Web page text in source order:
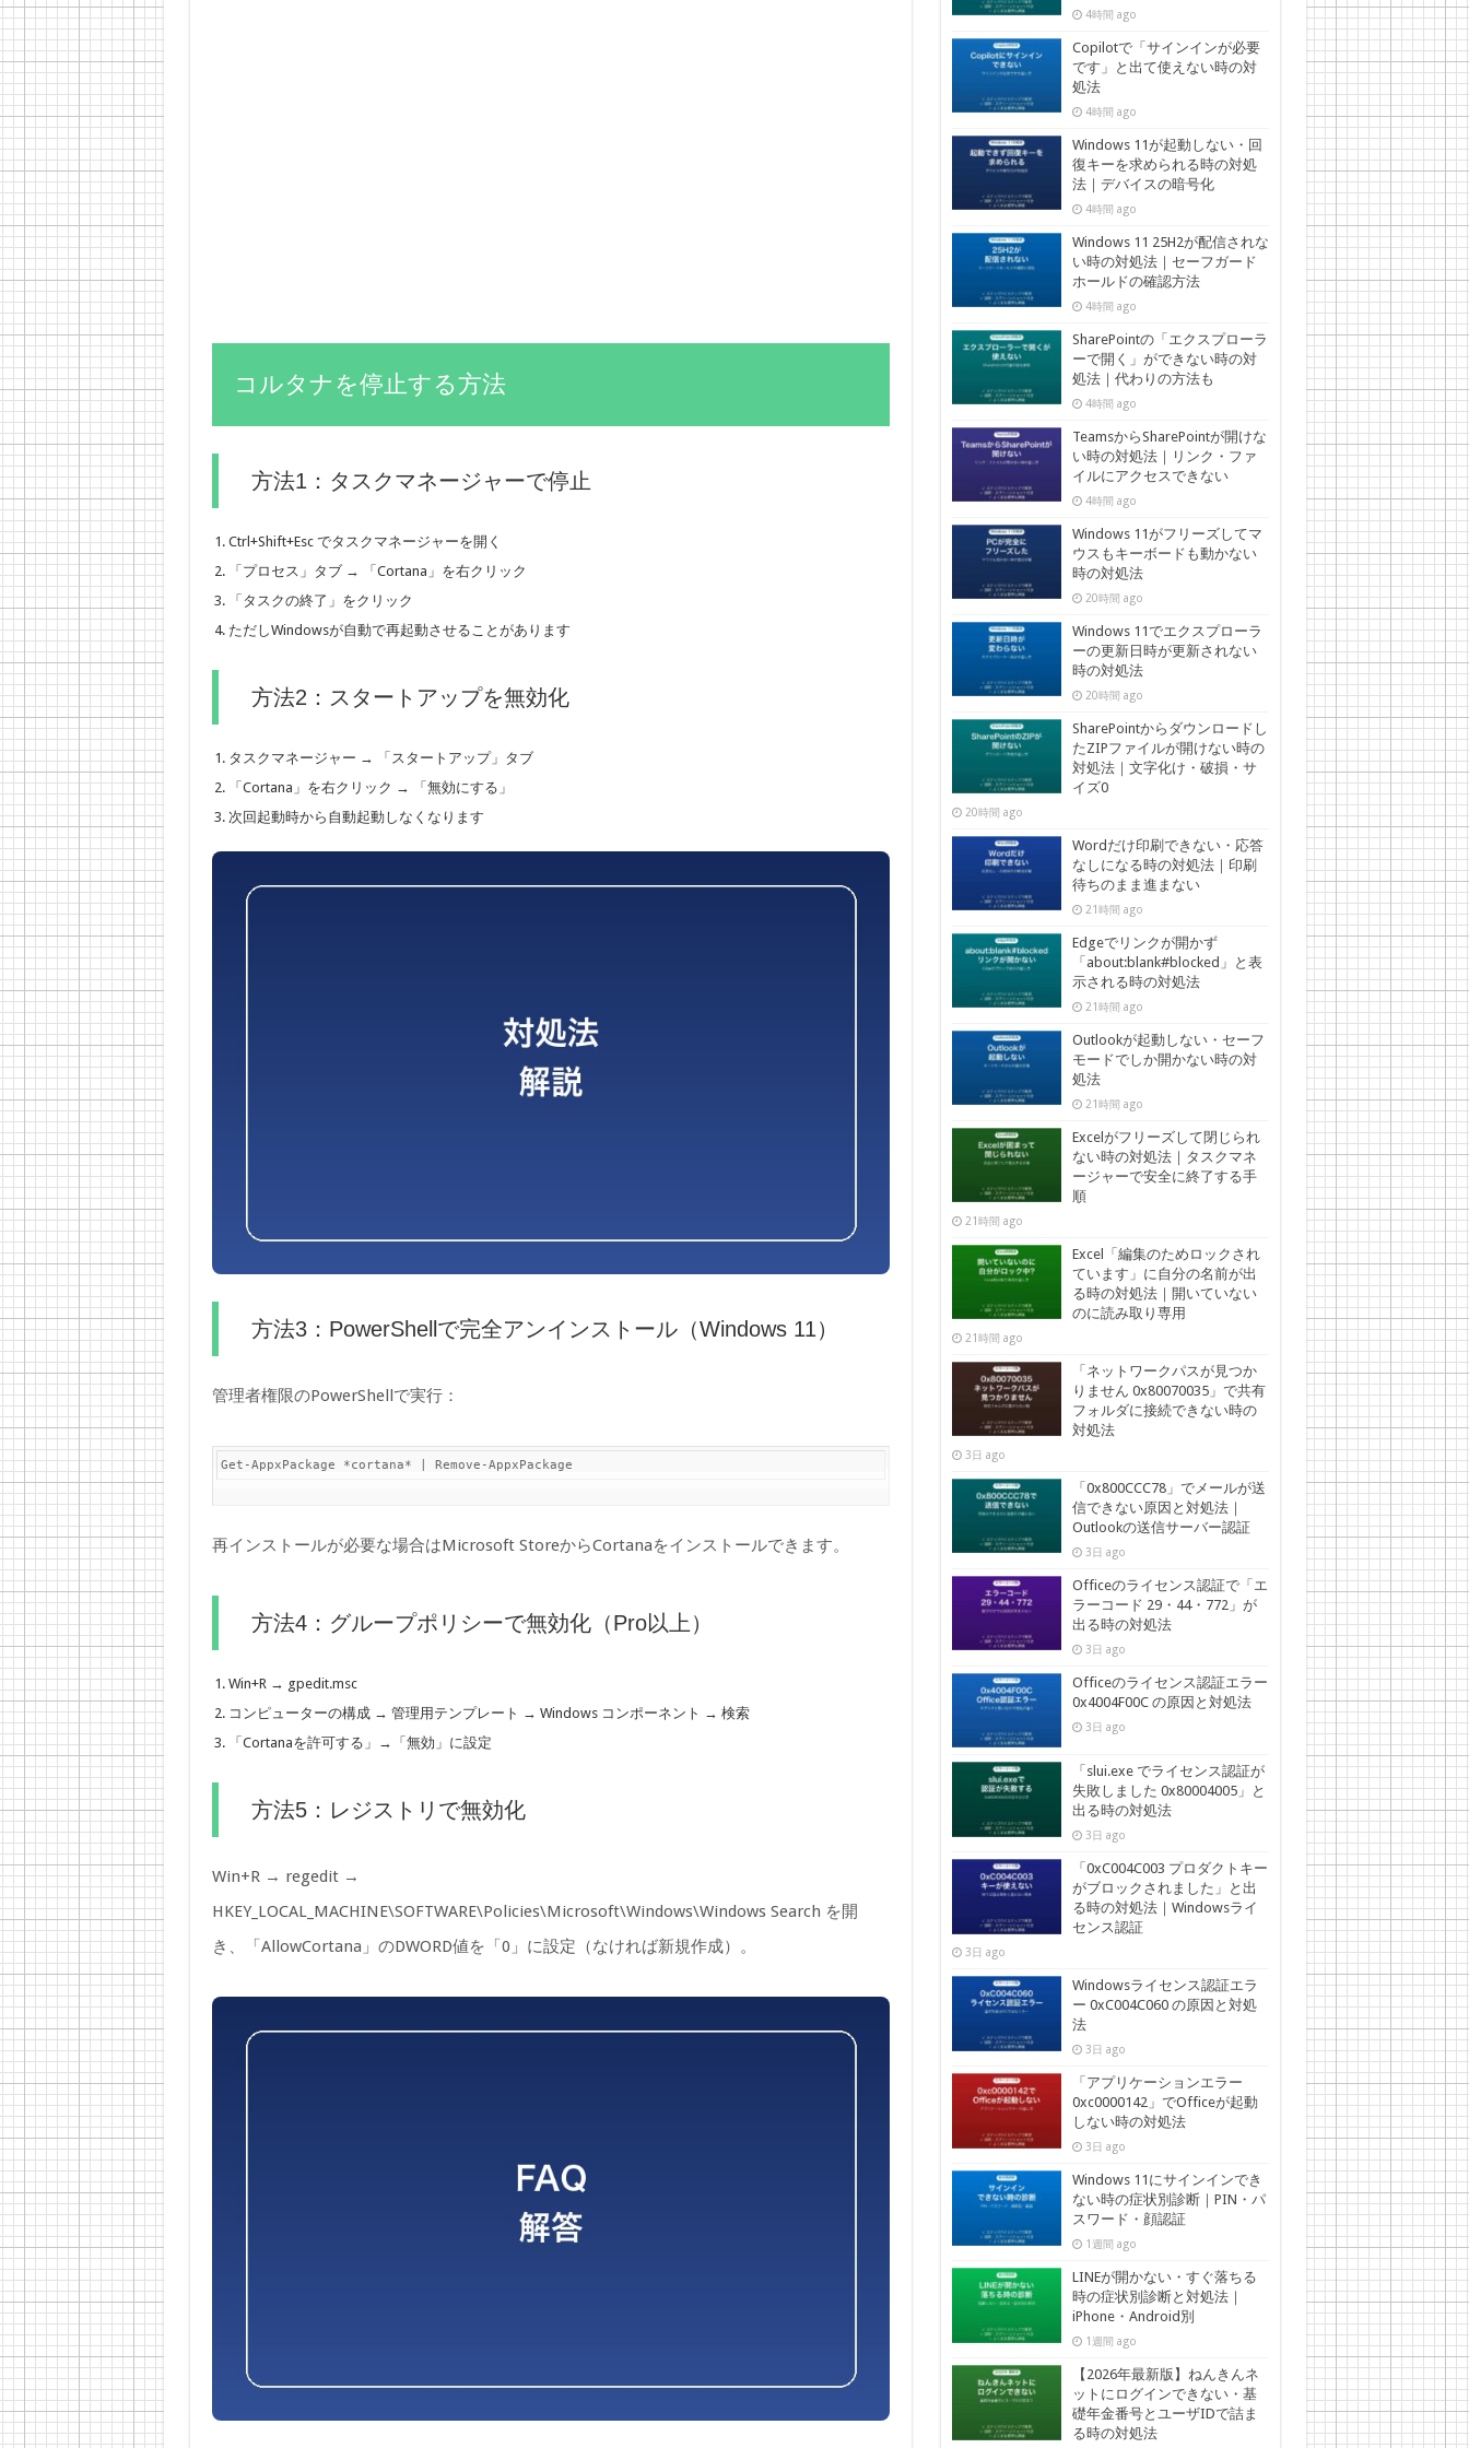
コルタナを停止する方法
方法1：タスクマネージャーで停止
Ctrl+Shift+Esc でタスクマネージャーを開く
「プロセス」タブ → 「Cortana」を右クリック
「タスクの終了」をクリック
ただしWindowsが自動で再起動させることがあります
方法2：スタートアップを無効化
タスクマネージャー → 「スタートアップ」タブ
「Cortana」を右クリック → 「無効にする」
次回起動時から自動起動しなくなります
方法3：PowerShellで完全アンインストール（Windows 11）
管理者権限のPowerShellで実行：
Get-AppxPackage *cortana* | Remove-AppxPackage
再インストールが必要な場合はMicrosoft StoreからCortanaをインストールできます。
方法4：グループポリシーで無効化（Pro以上）
Win+R → gpedit.msc
コンピューターの構成 → 管理用テンプレート → Windows コンポーネント → 検索
「Cortanaを許可する」→「無効」に設定
方法5：レジストリで無効化
Win+R → regedit →
HKEY_LOCAL_MACHINE\SOFTWARE\Policies\Microsoft\Windows\Windows Search を開
き、「AllowCortana」のDWORD値を「0」に設定（なければ新規作成）。
4時間 ago
Copilotで「サインインが必要
です」と出て使えない時の対
処法
4時間 ago
Windows 11が起動しない・回
復キーを求められる時の対処
法｜デバイスの暗号化
4時間 ago
Windows 11 25H2が配信されな
い時の対処法｜セーフガード
ホールドの確認方法
4時間 ago
SharePointの「エクスプローラ
ーで開く」ができない時の対
処法｜代わりの方法も
4時間 ago
TeamsからSharePointが開けな
い時の対処法｜リンク・ファ
イルにアクセスできない
4時間 ago
Windows 11がフリーズしてマ
ウスもキーボードも動かない
時の対処法
20時間 ago
Windows 11でエクスプローラ
ーの更新日時が更新されない
時の対処法
20時間 ago
SharePointからダウンロードし
たZIPファイルが開けない時の
対処法｜文字化け・破損・サ
イズ0
20時間 ago
Wordだけ印刷できない・応答
なしになる時の対処法｜印刷
待ちのまま進まない
21時間 ago
Edgeでリンクが開かず
「about:blank#blocked」と表
示される時の対処法
21時間 ago
Outlookが起動しない・セーフ
モードでしか開かない時の対
処法
21時間 ago
Excelがフリーズして閉じられ
ない時の対処法｜タスクマネ
ージャーで安全に終了する手
順
21時間 ago
Excel「編集のためロックされ
ています」に自分の名前が出
る時の対処法｜開いていない
のに読み取り専用
21時間 ago
「ネットワークパスが見つか
りません 0x80070035」で共有
フォルダに接続できない時の
対処法
3日 ago
「0x800CCC78」でメールが送
信できない原因と対処法｜
Outlookの送信サーバー認証
3日 ago
Officeのライセンス認証で「エ
ラーコード 29・44・772」が
出る時の対処法
3日 ago
Officeのライセンス認証エラー
0x4004F00C の原因と対処法
3日 ago
「slui.exe でライセンス認証が
失敗しました 0x80004005」と
出る時の対処法
3日 ago
「0xC004C003 プロダクトキー
がブロックされました」と出
る時の対処法｜Windowsライ
センス認証
3日 ago
Windowsライセンス認証エラ
ー 0xC004C060 の原因と対処
法
3日 ago
「アプリケーションエラー
0xc0000142」でOfficeが起動
しない時の対処法
3日 ago
Windows 11にサインインでき
ない時の症状別診断｜PIN・パ
スワード・顔認証
1週間 ago
LINEが開かない・すぐ落ちる
時の症状別診断と対処法｜
iPhone・Android別
1週間 ago
【2026年最新版】ねんきんネ
ットにログインできない・基
礎年金番号とユーザIDで詰ま
る時の対処法